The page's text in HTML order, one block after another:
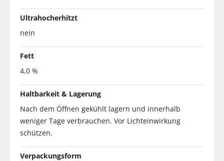
Ultrahocherhitzt
nein
Fett
4,0 %
Haltbarkeit & Lagerung
Nach dem Öffnen gekühlt lagern und innerhalb
weniger Tage verbrauchen. Vor Lichteinwirkung
schützen.
Verpackungsform